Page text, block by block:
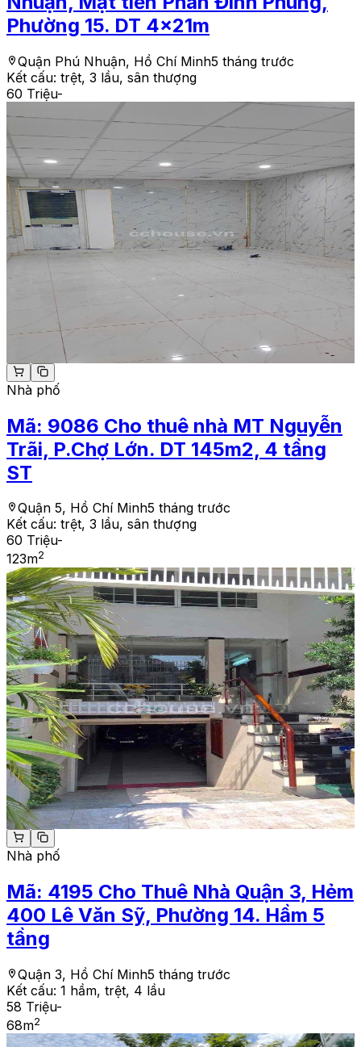
Phường 15. DT 4x21m
Quận Phú Nhuận, Hồ Chí Minh5 tháng trước
Kết cấu: trệt, 3 lầu, sân thượng
60 Triệu-
Nhà phố
Mã: 9086 Cho thuê nhà MT Nguyễn
Trãi, P.Chợ Lớn. DT 145m2, 4 tầng
ST
Quận 5, Hồ Chí Minh5 tháng trước
Kết cấu: trệt, 3 lầu, sân thượng
60 Triệu-
123m2
Nhà phố
Mã: 4195 Cho Thuê Nhà Quận 3, Hẻm
400 Lê Văn Sỹ, Phường 14. Hầm 5
tầng
Quận 3, Hồ Chí Minh5 tháng trước
Kết cấu: 1 hầm, trệt, 4 lầu
58 Triệu-
68m2